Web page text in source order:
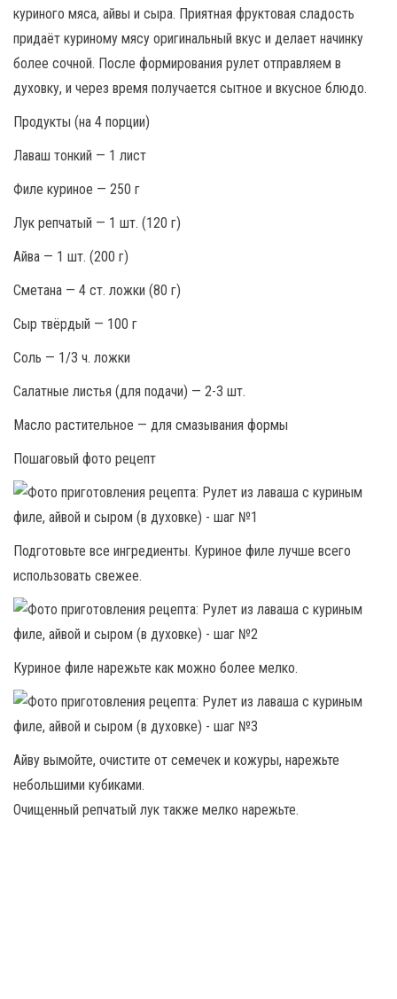
куриного мяса, айвы и сыра. Приятная фруктовая сладость
придаёт куриному мясу оригинальный вкус и делает начинку
более сочной. После формирования рулет отправляем в
духовку, и через время получается сытное и вкусное блюдо.
Продукты (на 4 порции)
Лаваш тонкий — 1 лист
Филе куриное — 250 г
Лук репчатый — 1 шт. (120 г)
Айва — 1 шт. (200 г)
Сметана — 4 ст. ложки (80 г)
Сыр твёрдый — 100 г
Соль — 1/3 ч. ложки
Салатные листья (для подачи) — 2-3 шт.
Масло растительное — для смазывания формы
Пошаговый фото рецепт
Подготовьте все ингредиенты. Куриное филе лучше всего
использовать свежее.
Куриное филе нарежьте как можно более мелко.
Айву вымойте, очистите от семечек и кожуры, нарежьте
небольшими кубиками.
Очищенный репчатый лук также мелко нарежьте.